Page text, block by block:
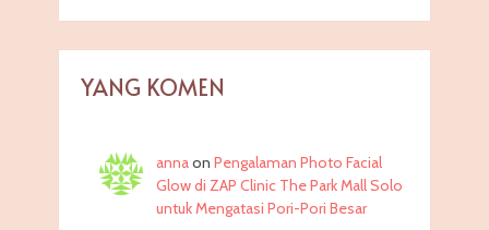
YANG KOMEN
annaon Pengalaman Photo Facial
Glow di ZAP Clinic The Park Mall Solo
untuk Mengatasi Pori-Pori Besar